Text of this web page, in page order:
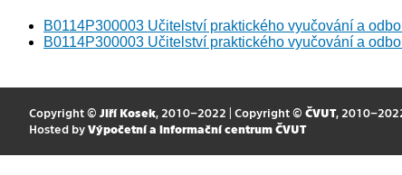
B0114P300003 Učitelství praktického vyučování a
B0114P300003 Učitelství praktického vyučování a
Copyright © Jiří Kosek, 2010–2022 | Copyright © ČVUT,
Hosted by Výpočetní a informační centrum ČVUT